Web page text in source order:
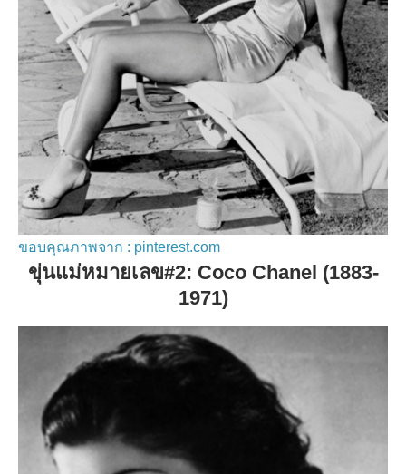
ขอบคุณภาพจาก : pinterest.com
ขุ่นแม่หมายเลข#2: Coco Chanel (1883-
1971)